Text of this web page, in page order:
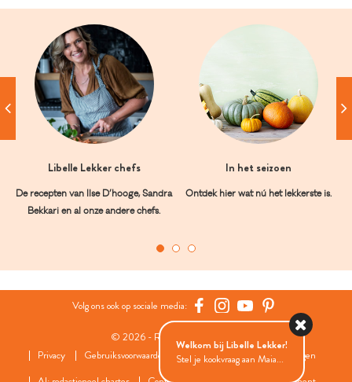
Libelle Lekker chefs
De recepten van Ilse D’hooge, Sandra
Bekkari en al onze andere chefs.
In het seizoen
Ontdek hier wat nú het lekkerste is.
Volg ons ook op sociale media:
© 2026 - Roularta Media Group
Privacy
Gebruiksvoorwaarden Cookies
Cookies instellingen
Welkom bij Libelle Lekker!
Stel je kookvraag aan Maia...